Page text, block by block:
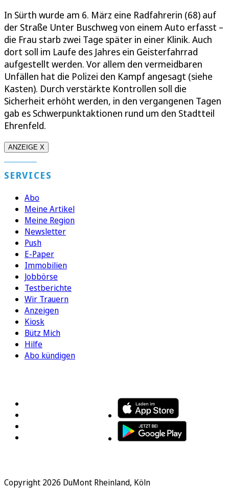
In Sürth wurde am 6. März eine Radfahrerin (68) auf
der Straße Unter Buschweg von einem Auto erfasst –
die Frau starb zwei Tage später in einer Klinik. Auch
dort soll im Laufe des Jahres ein Geisterfahrrad
aufgestellt werden. Vor allem den vermeidbaren
Unfällen hat die Polizei den Kampf angesagt (siehe
Kasten). Durch verstärkte Kontrollen soll die
Sicherheit erhöht werden, in den vergangenen Tagen
gab es Schwerpunktaktionen rund um den Stadtteil
Ehrenfeld.
ANZEIGE X
SERVICES
Abo
Meine Artikel
Meine Region
Newsletter
Push
E-Paper
Immobilien
Jobbörse
Testberichte
Wir Trauern
Anzeigen
Kiosk
Bütz Mich
Hilfe
Abo kündigen
Copyright 2026 DuMont Rheinland, Köln